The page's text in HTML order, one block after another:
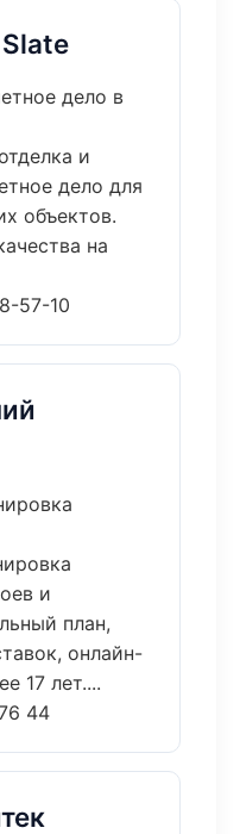
дело в
и
дело для
объектов.
на
57-10
и
план,
онлайн-
17 лет....
44